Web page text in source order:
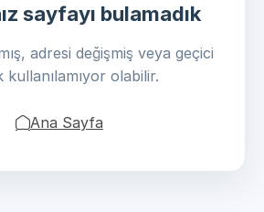
sayfayı bulamadık
adresi değişmiş veya geçici
kullanılamıyor olabilir.
Ana Sayfa